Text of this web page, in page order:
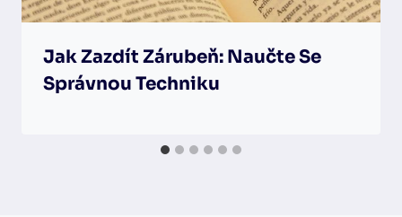
Jak Zazdít Zárubeň: Naučte Se
Správnou Techniku